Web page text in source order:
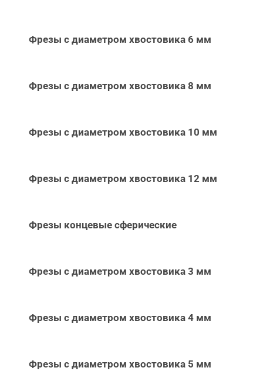
Фрезы с диаметром хвостовика 6 мм
Фрезы с диаметром хвостовика 8 мм
Фрезы с диаметром хвостовика 10 мм
Фрезы с диаметром хвостовика 12 мм
Фрезы концевые сферические
Фрезы с диаметром хвостовика 3 мм
Фрезы с диаметром хвостовика 4 мм
Фрезы с диаметром хвостовика 5 мм